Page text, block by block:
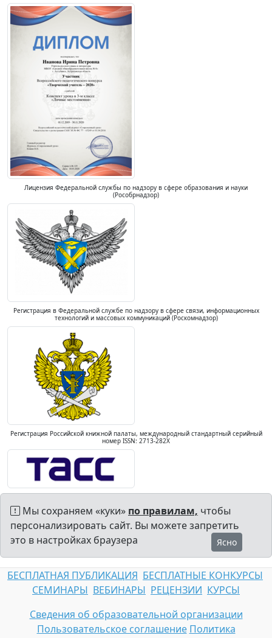
Лицензия Федеральной службы по надзору в сфере образования и науки
(Рособрнадзор)
Регистрация в Федеральной службе по надзору в сфере связи, информационных
технологий и массовых коммуникаций (Роскомнадзор)
Регистрация Российской книжной палаты, международный стандартный серийный
номер ISSN: 2713-282X
Мы сохраняем «куки» по правилам, чтобы
персонализировать сайт. Вы можете запретить
это в настройках браузера
Ясно
БЕСПЛАТНАЯ ПУБЛИКАЦИЯ БЕСПЛАТНЫЕ КОНКУРСЫ
СЕМИНАРЫ ВЕБИНАРЫ РЕЦЕНЗИИ КУРСЫ
Сведения об образовательной организации
Пользовательское соглашение Политика